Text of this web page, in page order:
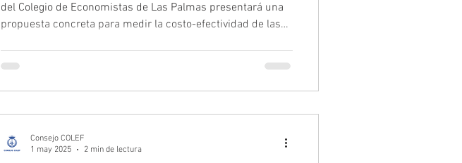
del Colegio de Economistas de Las Palmas presentará una
propuesta concreta para medir la costo-efectividad de las
justificar el impacto del ejercicio físico en salud pública. Si
Consejo COLEF
1 may 2025
2 min de lectura